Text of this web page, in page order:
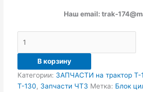
Наш email: trak-
В корзину
Категории: ЗАПЧАСТИ на трактор Т-
Т-130, Запчасти ЧТЗ Метка: Блок